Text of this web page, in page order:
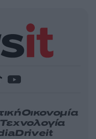
Οικονομία
Τεχνολογία
Driveit